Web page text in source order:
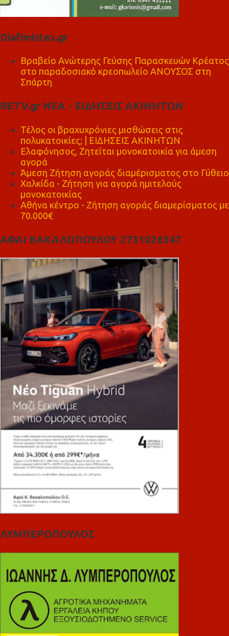
Diafimistes.gr
Βραβείο Ανώτερης Γεύσης Παρασκευών Κρέατος
στο παραδοσιακό κρεοπωλείο ΑΝΟΥΣΟΣ στη
Σπάρτη
RETV.gr ΝΕΑ - ΕΙΔΗΣΕΙΣ ΑΚΙΝΗΤΩΝ
Τέλος οι βραχυχρόνιες μισθώσεις στις
πολυκατοικίες; | ΕΙΔΗΣΕΙΣ ΑΚΙΝΗΤΩΝ
Ελαφόνησος, Ζητείται μονοκατοικία για άμεση
αγορά
Άμεση Ζήτηση αγοράς διαμέρισματος στο Γύθειο
Χαλκίδα - Ζήτηση για αγορά ημιτελούς
μονοκατοικίας
Αθήνα κέντρο - Ζήτηση αγοράς διαμερίσματος με
70.000€
ΑΦΑΙ ΒΑΚΑΛΟΠΟΥΛΟΥ 2731026347
ΛΥΜΠΕΡΟΠΟΥΛΟΣ